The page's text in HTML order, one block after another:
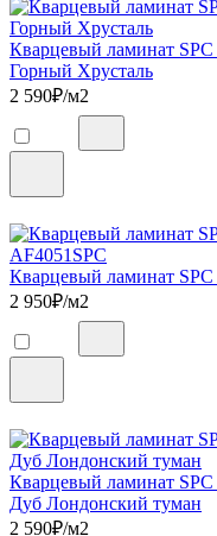
Кварцевый ламинат SPC
Горный Хрусталь
2 590₽/м2
Кварцевый ламинат
2 950₽/м2
Кварцевый ламинат
Дуб Лондонский туман
2 590₽/м2